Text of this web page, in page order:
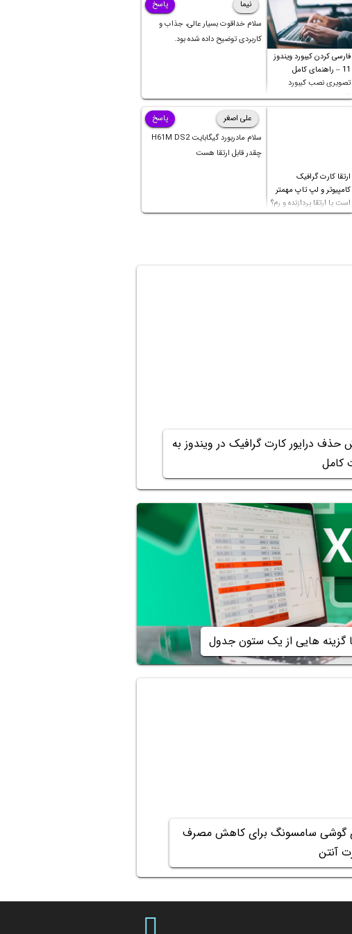
فارسی کردن کیبورد ویندوز
11 – راهنمای کامل
تصویری نصب کیبورد
فارسی
نیما
سلام خداقوت بسیار عالی، جذاب و
کاربردی توضیح داده شده بود.
پاسخ
ارتقا کارت گرافیک
کامپیوتر و لپ تاپ مهمتر
است یا ارتقا پردازنده و رم؟
علی اصغر
سلام مادربورد گیگابایت H61M DS2
چقدر قابل ارتقا هست
پاسخ
حذف درایور کارت گرافیک در ویندوز به
کامل
هایی از یک ستون جدول
گوشی سامسونگ برای کاهش مصرف
آنتن